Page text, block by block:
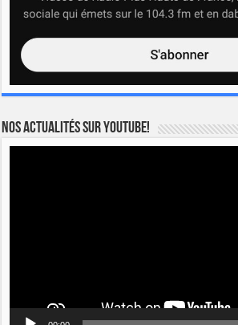
Nos actualités sur YOUTUBE!